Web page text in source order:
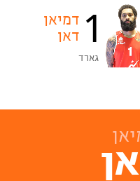
1 דמיאן
דאן
גארד